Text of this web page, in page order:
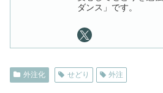
ダンス」です。
外注化 せどり 外注